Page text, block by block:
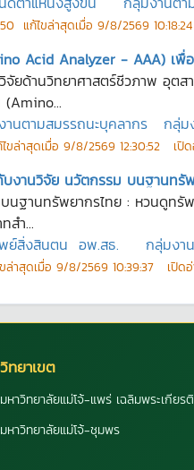
แก้ไขล่าสุดเมื่อ 9/8/2569 10:18:24
Acid Analyzer - AAA) เพื่อ
จัยด้านวิทยาศาสตร์ชีวภาพ อุ
(Amino...
นตามสมรรถนะบุคลากร กลุ่ม
ขล่าสุดเมื่อ 9/8/2569 12:30:52 เปิด
บงานวิจัย นวัตกรรม บนฐานท
นฐานทรัพยากรไทย : หวนดู
สำ...
ย์สิ่งสินตน อพ.สธ. กลุ่มงา
ล่าสุดเมื่อ 9/8/2569 10:39:37 เปิด
วิทยาเขต
มหาวิทยาลัยแม่โจ้-แพร่ เฉลิมพระเกียรติ
มหาวิทยาลัยแม่โจ้-ชุมพร